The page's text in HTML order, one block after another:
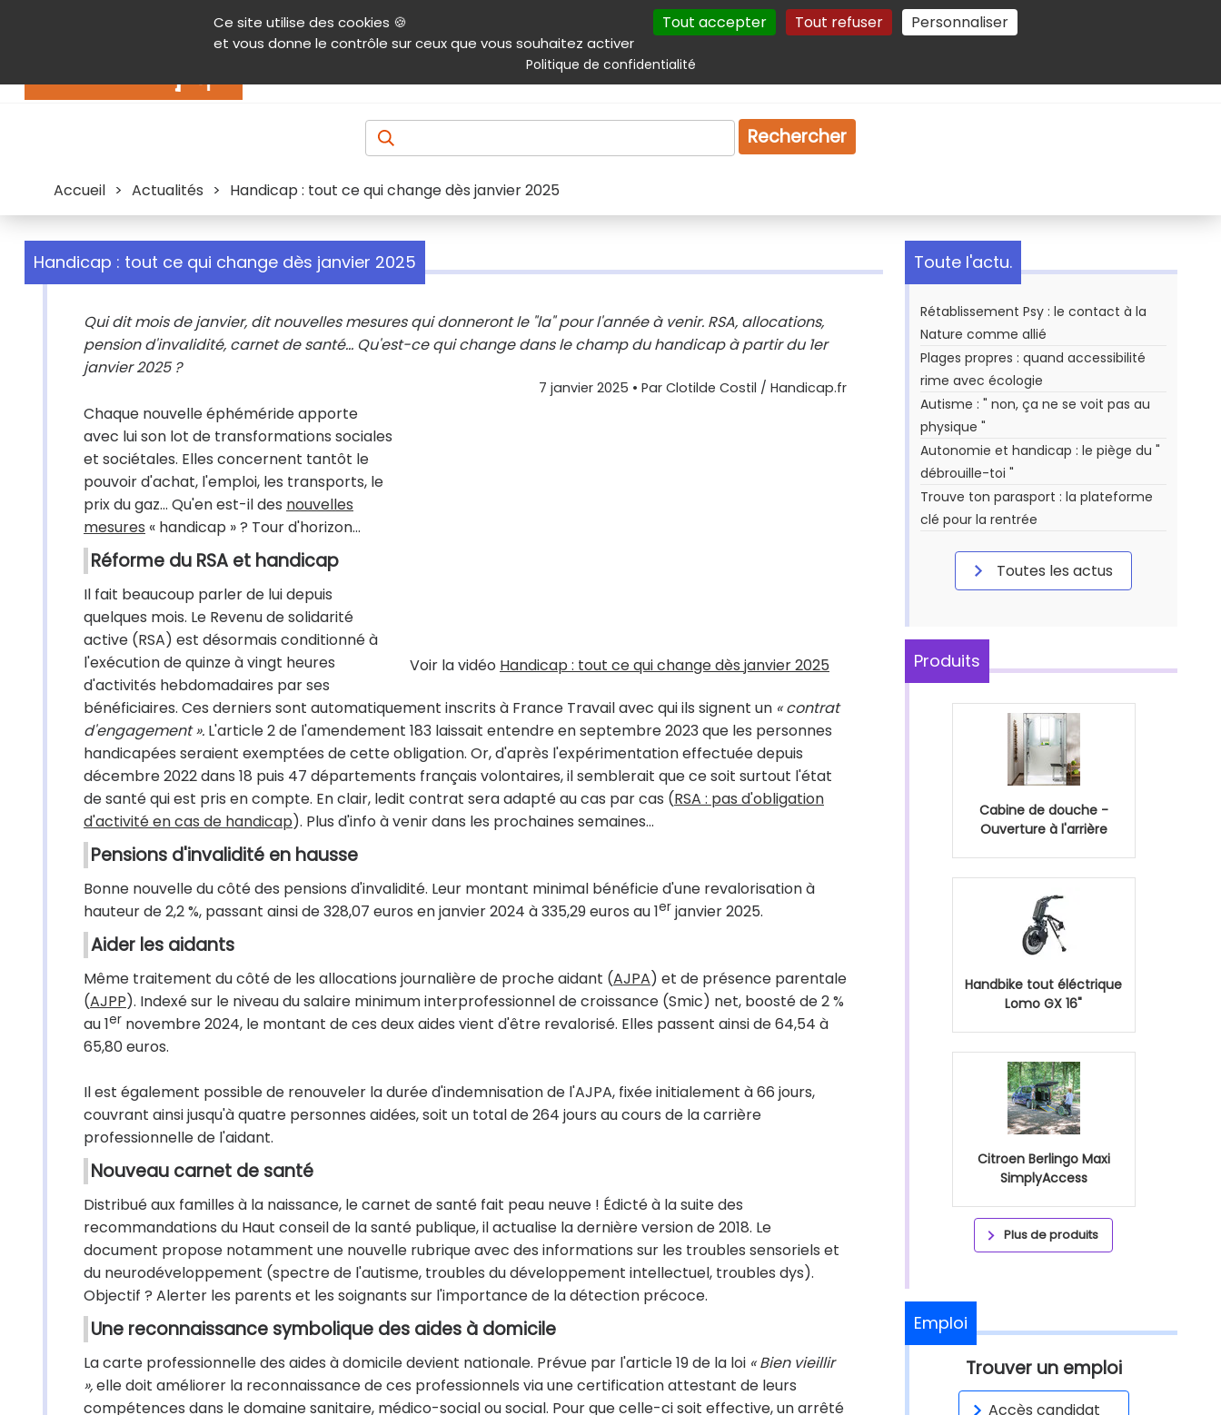
Ce site utilise des cookies 🍪
et vous donne le contrôle sur ceux que vous souhaitez activer
Tout accepter Tout refuser Personnaliser
Politique de confidentialité
Contenu Aide et accessibilité Menu principal Autres services Plan du site Gestion des cookies
Produits & services Emploi Droit
Rechercher
Accueil > Actualités > Handicap : tout ce qui change dès janvier 2025
Handicap : tout ce qui change dès janvier 2025
Qui dit mois de janvier, dit nouvelles mesures qui donneront le "la" pour l'année à venir. RSA, allocations,
pension d'invalidité, carnet de santé... Qu'est-ce qui change dans le champ du handicap à partir du 1er
janvier 2025 ?
7 janvier 2025 • Par Clotilde Costil / Handicap.fr
Voir la vidéo Handicap : tout ce qui change dès janvier 2025
Chaque nouvelle éphéméride apporte
avec lui son lot de transformations sociales
et sociétales. Elles concernent tantôt le
pouvoir d'achat, l'emploi, les transports, le
prix du gaz… Qu'en est-il des nouvelles
mesures « handicap » ? Tour d'horizon...
Réforme du RSA et handicap
Il fait beaucoup parler de lui depuis
quelques mois. Le Revenu de solidarité
active (RSA) est désormais conditionné à
l'exécution de quinze à vingt heures
d'activités hebdomadaires par ses
bénéficiaires. Ces derniers sont automatiquement inscrits à France Travail avec qui ils signent un « contrat
d'engagement ». L'article 2 de l'amendement 183 laissait entendre en septembre 2023 que les personnes
handicapées seraient exemptées de cette obligation. Or, d'après l'expérimentation effectuée depuis
décembre 2022 dans 18 puis 47 départements français volontaires, il semblerait que ce soit surtout l'état
de santé qui est pris en compte. En clair, ledit contrat sera adapté au cas par cas (RSA : pas d'obligation
d'activité en cas de handicap). Plus d'info à venir dans les prochaines semaines...
Pensions d'invalidité en hausse
Bonne nouvelle du côté des pensions d'invalidité. Leur montant minimal bénéficie d'une revalorisation à
hauteur de 2,2 %, passant ainsi de 328,07 euros en janvier 2024 à 335,29 euros au 1er janvier 2025.
Aider les aidants
Même traitement du côté de les allocations journalière de proche aidant (AJPA) et de présence parentale
(AJPP). Indexé sur le niveau du salaire minimum interprofessionnel de croissance (Smic) net, boosté de 2 %
au 1er novembre 2024, le montant de ces deux aides vient d'être revalorisé. Elles passent ainsi de 64,54 à
65,80 euros.
Il est également possible de renouveler la durée d'indemnisation de l'AJPA, fixée initialement à 66 jours,
couvrant ainsi jusqu'à quatre personnes aidées, soit un total de 264 jours au cours de la carrière
professionnelle de l'aidant.
Nouveau carnet de santé
Distribué aux familles à la naissance, le carnet de santé fait peau neuve ! Édicté à la suite des
recommandations du Haut conseil de la santé publique, il actualise la dernière version de 2018. Le
document propose notamment une nouvelle rubrique avec des informations sur les troubles sensoriels et
du neurodéveloppement (spectre de l'autisme, troubles du développement intellectuel, troubles dys).
Objectif ? Alerter les parents et les soignants sur l'importance de la détection précoce.
Une reconnaissance symbolique des aides à domicile
La carte professionnelle des aides à domicile devient nationale. Prévue par l'article 19 de la loi « Bien vieillir
»,elle doit améliorer la reconnaissance de ces professionnels via une certification attestant de leurs
compétences dans le domaine sanitaire, médico-social ou social. Pour que celle-ci soit effective, un arrêté
Toute l'actu.
Rétablissement Psy : le contact à la
Nature comme allié
Plages propres : quand accessibilité
rime avec écologie
Autisme : " non, ça ne se voit pas au
physique "
Autonomie et handicap : le piège du "
débrouille-toi "
Trouve ton parasport : la plateforme
clé pour la rentrée
Toutes les actus
Produits
Cabine de douche -
Ouverture à l'arrière
Handbike tout éléctrique
Lomo GX 16"
Citroen Berlingo Maxi
SimplyAccess
Plus de produits
Emploi
Trouver un emploi
Accès candidat